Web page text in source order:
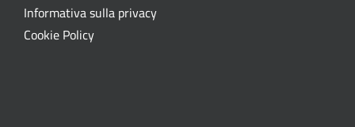
Informativa sulla privacy
Cookie Policy